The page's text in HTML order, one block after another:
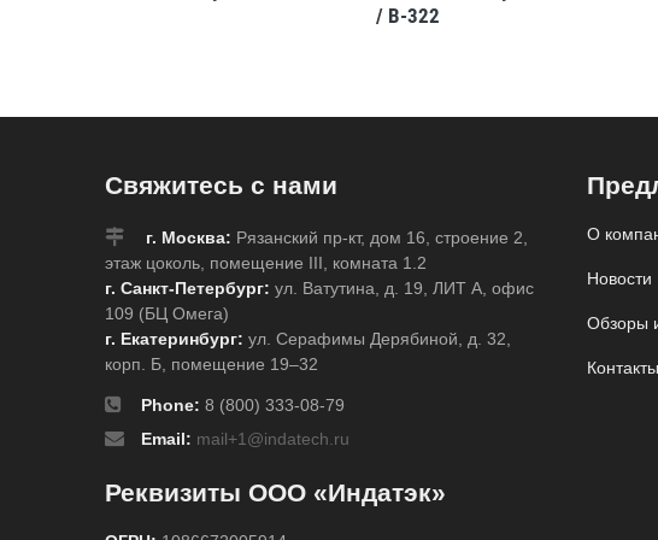
/ B-322
Свяжитесь с нами
г. Москва: Рязанский пр-кт, дом 16, строение 2,
этаж цоколь, помещение III, комната 1.2
г. Санкт-Петербург: ул. Ватутина, д. 19, ЛИТ А, офис
109 (БЦ Омега)
г. Екатеринбург: ул. Серафимы Дерябиной, д. 32,
корп. Б, помещение 19–32
Phone: 8 (800) 333-08-79
Email: mail+1@indatech.ru
Реквизиты ООО «Индатэк»
О
Новости
Обзоры
Контакты